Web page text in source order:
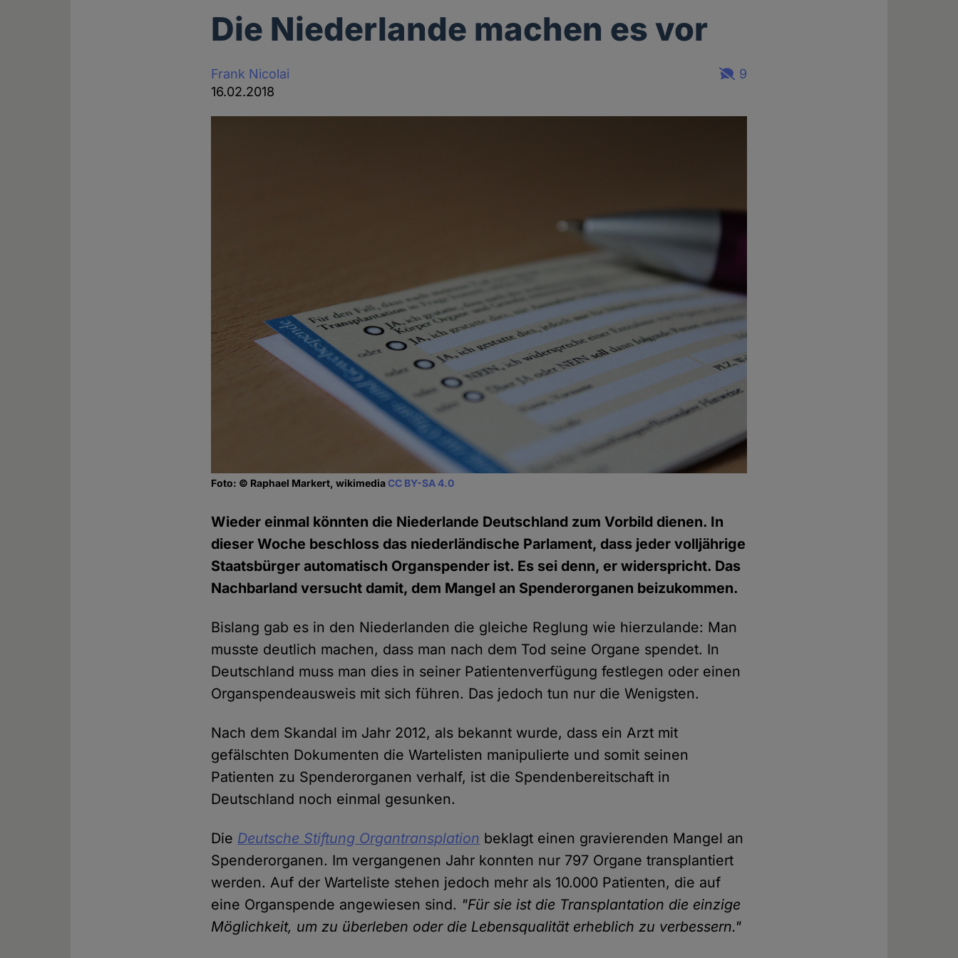
Die Niederlande machen es vor
Frank Nicolai
16.02.2018
9
Foto: © Raphael Markert, wikimediaCC BY-SA 4.0
Wieder einmal könnten die Niederlande Deutschland zum Vorbild dienen. In
dieser Woche beschloss das niederländische Parlament, dass jeder volljährige
Staatsbürger automatisch Organspender ist. Es sei denn, er widerspricht. Das
Nachbarland versucht damit, dem Mangel an Spenderorganen beizukommen.
Bislang gab es in den Niederlanden die gleiche Reglung wie hierzulande: Man
musste deutlich machen, dass man nach dem Tod seine Organe spendet. In
Deutschland muss man dies in seiner Patientenverfügung festlegen oder einen
Organspendeausweis mit sich führen. Das jedoch tun nur die Wenigsten.
Nach dem Skandal im Jahr 2012, als bekannt wurde, dass ein Arzt mit
gefälschten Dokumenten die Wartelisten manipulierte und somit seinen
Patienten zu Spenderorganen verhalf, ist die Spendenbereitschaft in
Deutschland noch einmal gesunken.
Die Deutsche Stiftung Organtransplation beklagt einen gravierenden Mangel an
Spenderorganen. Im vergangenen Jahr konnten nur 797 Organe transplantiert
werden. Auf der Warteliste stehen jedoch mehr als 10.000 Patienten, die auf
eine Organspende angewiesen sind. "Für sie ist die Transplantation die einzige
Möglichkeit, um zu überleben oder die Lebensqualität erheblich zu verbessern."